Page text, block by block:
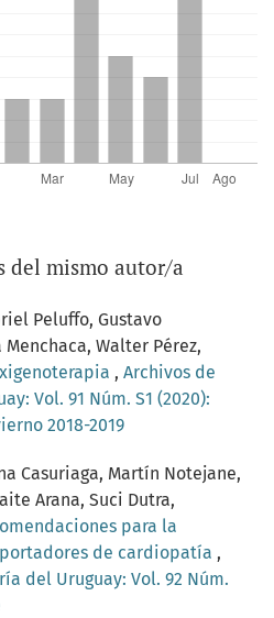
del mismo autor/a
Peluffo, Gustavo
Walter Pérez,
, Archivos de
Vol. 91 Núm. S1 (2020):
2018-2019
Casuriaga, Martín Notejane,
Arana, Suci Dutra,
para la
de cardiopatía ,
del Uruguay: Vol. 92 Núm.